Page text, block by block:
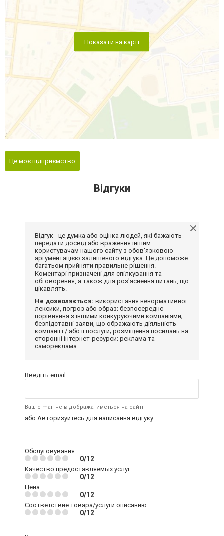
Показати на карті
Це моє підприємство
Відгуки
Відгук - це думка або оцінка людей, які бажають
передати досвід або враження іншим
користувачам нашого сайту з обов'язковою
аргументацією залишеного відгука. Це допоможе
багатьом прийняти правильне рішення.
Коментарі призначені для спілкування та
обговорення, а також для роз'яснення питань, що
цікавлять.
Не дозволяється: використання ненормативної
лексики, погроз або образ; безпосереднє
порівняння з іншими конкуруючими компаніями;
безпідставні заяви, що ображають діяльність
компанії і / або її послуги; розміщення посилань на
сторонні інтернет-ресурси; реклама та
самореклама.
Введіть email:
Ваш e-mail не відображатиметься на сайті
або Авторизуйтесь для написання відгуку
Обслуговування
0/12
Качество предоставляемых услуг
0/12
Цена
0/12
Соответствие товара/услуги описанию
0/12